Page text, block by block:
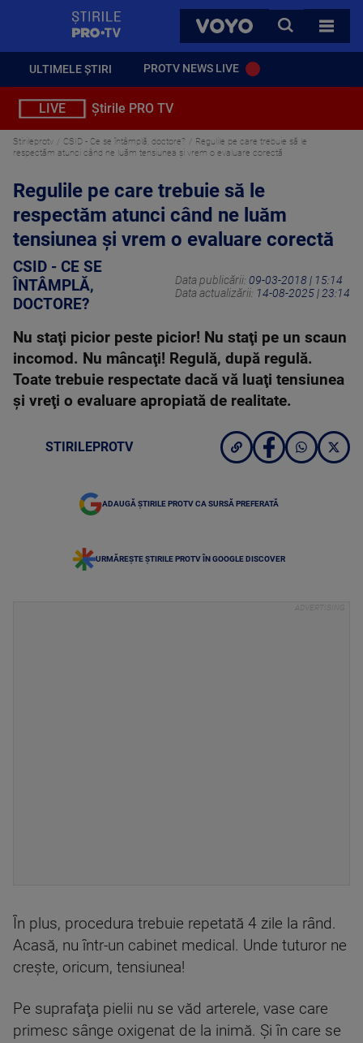
VOYO
CAUTA
TOATE
ULTIMELE ȘTIRI PROTV NEWS LIVE
LIVE Știrile PRO TV
Stirileprotv CSID - Ce se întâmplă, doctore?
Regulile pe care trebuie să le
respectăm atunci când ne luăm tensiunea şi vrem o evaluare corectă
Regulile pe care trebuie să le
respectăm atunci când ne luăm
tensiunea şi vrem o evaluare corectă
CSID - CE SE
ÎNTÂMPLĂ,
DOCTORE?
Data publicării: 09-03-2018 | 15:14
Data actualizării: 14-08-2025 | 23:14
Nu staţi picior peste picior! Nu staţi pe un scaun
incomod. Nu mâncaţi! Regulă, după regulă.
Toate trebuie respectate dacă vă luaţi tensiunea
şi vreţi o evaluare apropiată de realitate.
STIRILEPROTV
ADAUGĂ ȘTIRILE PROTV CA SURSĂ PREFERATĂ
URMĂREȘTE ȘTIRILE PROTV ÎN GOOGLE DISCOVER
În plus, procedura trebuie repetată 4 zile la rând.
Acasă, nu într-un cabinet medical. Unde tuturor ne
creşte, oricum, tensiunea!
Pe suprafaţa pielii nu se văd arterele, vase care
primesc sânge oxigenat de la inimă. Şi în care se